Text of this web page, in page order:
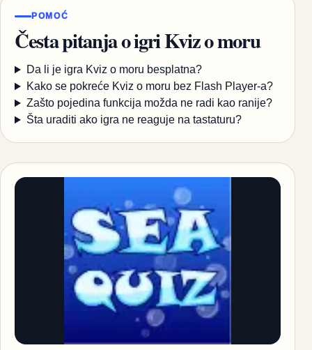
POMOĆ
Česta pitanja o igri Kviz o moru
Da li je igra Kviz o moru besplatna?
Kako se pokreće Kviz o moru bez Flash Player-a?
Zašto pojedina funkcija možda ne radi kao ranije?
Šta uraditi ako igra ne reaguje na tastaturu?